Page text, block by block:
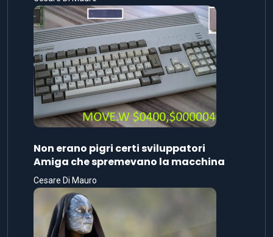
Non erano pigri certi sviluppatori
Amiga che spremevano la macchina
Cesare Di Mauro